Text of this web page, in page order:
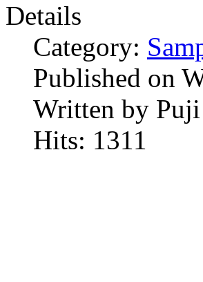
Details
Category:
Published on
Written by
Hits: 1311